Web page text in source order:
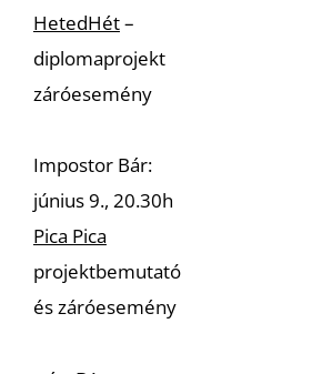
HetedHét–
diplomaprojekt
záróesemény
Impostor Bár:
június 9., 20.30h
Pica Pica
projektbemutató
és záróesemény